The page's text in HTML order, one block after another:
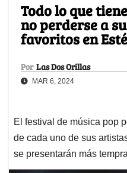
Todo lo que
no perderse a
favoritos en
Por Las Dos Orillas
MAR 6, 2024
El festival de música pop
de cada uno de sus
se presentarán más